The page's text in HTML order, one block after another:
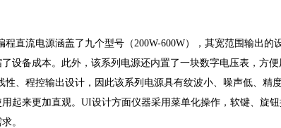
程直流电源涵盖了九个型号（200W-600W），其宽范围输出
设备成本。此外，该系列电源还内置了一块数字电压表，方便
性、程控输出设计，因此该系列电源具有纹波小、噪声低、
起来更加直观。UI设计方面仪器采用菜单化操作，软键、旋
。